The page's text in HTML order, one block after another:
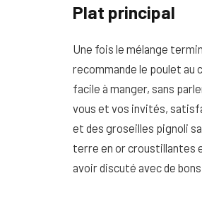
Plat principal
Une fois le mélange
recommande le poulet au
facile à manger, sans
vous et vos invités,
et des groseilles pignoli
terre en or croustillantes
avoir discuté avec de bons